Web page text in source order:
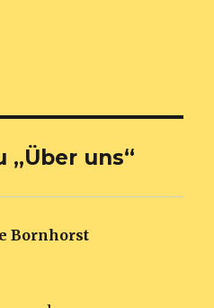
„Über uns“
Bornhorst